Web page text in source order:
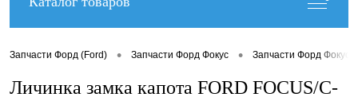
Запчасти Форд (Ford) • Запчасти Форд Фокус • Запчасти Форд Фокус 2
Личинка замка капота FORD FOCUS/C-